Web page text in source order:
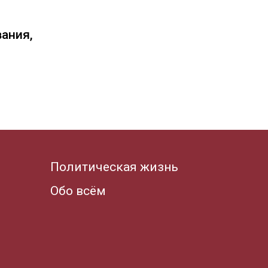
Политическая жизнь
Обо всём